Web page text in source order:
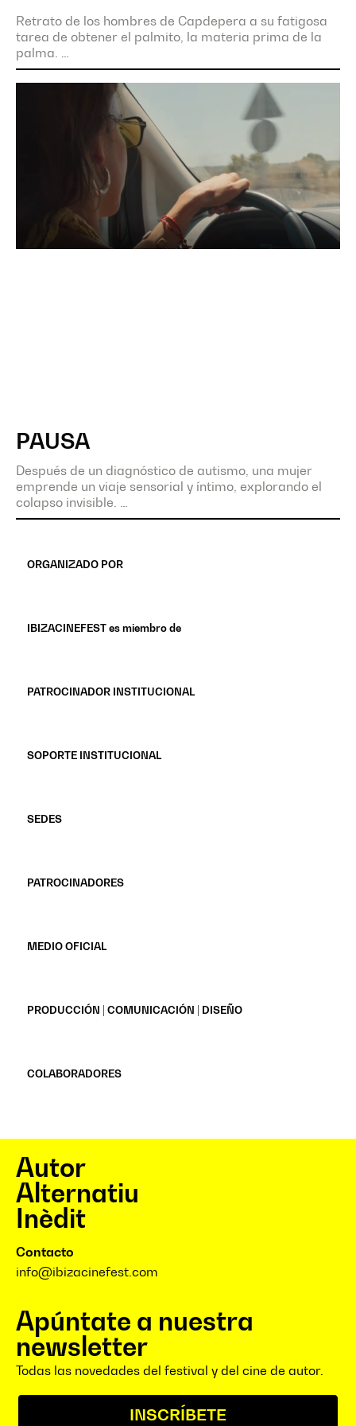
Retrato de los hombres de Capdepera a su fatigosa
tarea de obtener el palmito, la materia prima de la
palma.
PAUSA
Después de un diagnóstico de autismo, una mujer
emprende un viaje sensorial y íntimo, explorando el
colapso invisible.
ORGANIZADO POR
IBIZACINEFEST es miembro de
PATROCINADOR INSTITUCIONAL
SOPORTE INSTITUCIONAL
SEDES
PATROCINADORES
MEDIO OFICIAL
PRODUCCIÓN | COMUNICACIÓN | DISEÑO
COLABORADORES
Autor
Alternatiu
Inèdit
Contacto
info@ibizacinefest.com
Apúntate a nuestra
newsletter
Todas las novedades del festival y del cine de autor.
INSCRÍBETE